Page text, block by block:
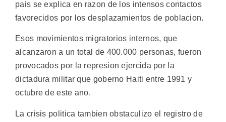
pais se explica en razon de los intensos contactos
favorecidos por los desplazamientos de poblacion.
Esos movimientos migratorios internos, que
alcanzaron a un total de 400.000 personas, fueron
provocados por la represion ejercida por la
dictadura militar que goberno Haiti entre 1991 y
octubre de este ano.
La crisis politica tambien obstaculizo el registro de